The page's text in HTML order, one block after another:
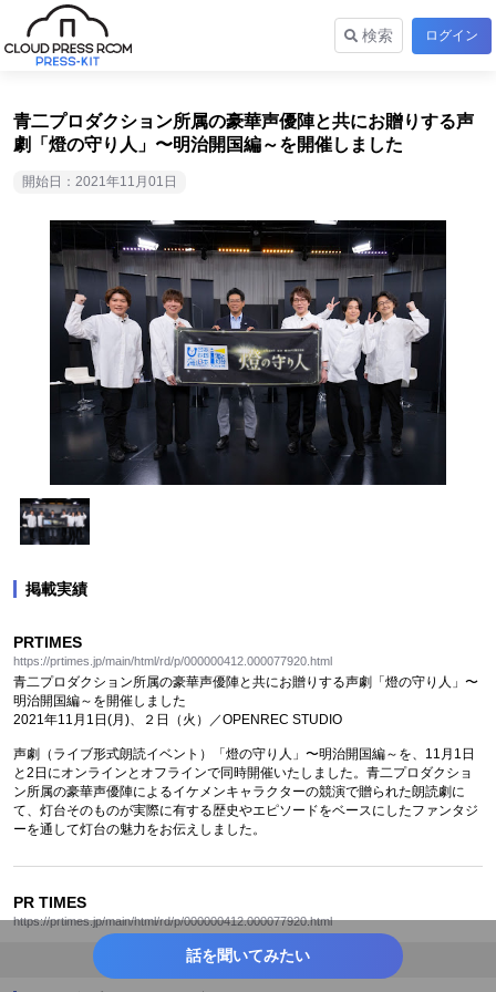
検索 ログイン
青二プロダクション所属の豪華声優陣と共にお贈りする声
劇「燈の守り人」〜明治開国編～を開催しました
開始日：2021年11月01日
掲載実績
PRTIMES
https://prtimes.jp/main/html/rd/p/000000412.000077920.html
青二プロダクション所属の豪華声優陣と共にお贈りする声劇「燈の守り人」〜
明治開国編～を開催しました
2021年11月1日(月)、２日（火）／OPENREC STUDIO
声劇（ライブ形式朗読イベント）「燈の守り人」〜明治開国編～を、11月1日
と2日にオンラインとオフラインで同時開催いたしました。青二プロダクショ
ン所属の豪華声優陣によるイケメンキャラクターの競演で贈られた朗読劇に
て、灯台そのものが実際に有する歴史やエピソードをベースにしたファンタジ
ーを通して灯台の魅力をお伝えしました。
PR TIMES
https://prtimes.jp/main/html/rd/p/000000412.000077920.html
話を聞いてみたい